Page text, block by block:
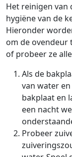
Het reinigen van
hygiëne van de
Hieronder
om de ovendeur
of probeer ze
Als de
van water
bakplaat en
een nacht
Probeer